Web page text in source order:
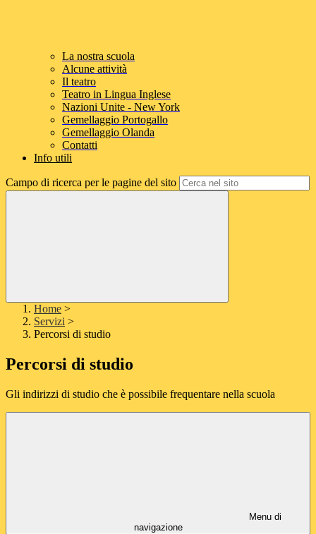
La nostra scuola
Alcune attività
Il teatro
Teatro in Lingua Inglese
Nazioni Unite - New York
Gemellaggio Portogallo
Gemellaggio Olanda
Contatti
Info utili
Campo di ricerca per le pagine del sito
Home >
Servizi >
Percorsi di studio
Percorsi di studio
Gli indirizzi di studio che è possibile frequentare nella scuola
Menu di
navigazione